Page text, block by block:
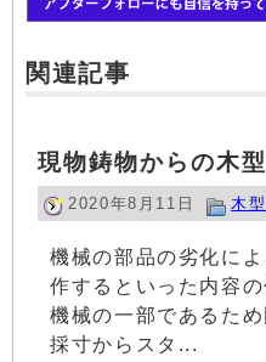
関連記事
現物鋳物からの木
2020年8月11日 木型
機械の部品の劣化に
作するといった内容
機械の一部であるた
採寸からスタ...